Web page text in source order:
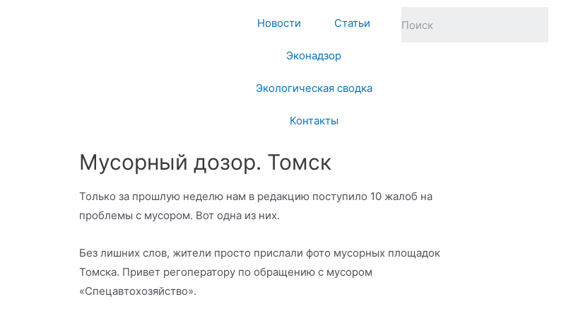
Новости Статьи
Эконадзор
Экологическая сводка
Контакты
Мусорный дозор. Томск
Только за прошлую неделю нам в редакцию поступило 10 жалоб на
проблемы с мусором. Вот одна из них.
Без лишних слов, жители просто прислали фото мусорных площадок
Томска. Привет регоператору по обращению с мусором
«Спецавтохозяйство».